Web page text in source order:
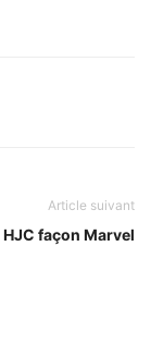
Article suivant
HJC façon Marvel